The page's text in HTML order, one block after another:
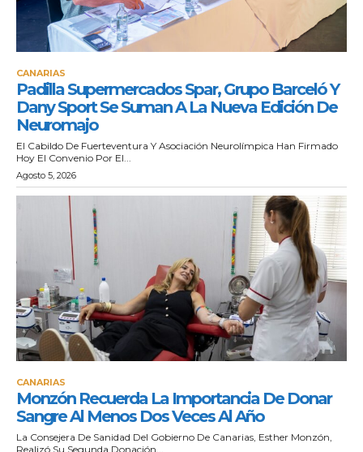
CANARIAS
Padilla Supermercados Spar, Grupo Barceló Y
Dany Sport Se Suman A La Nueva Edición De
Neuromajo
El Cabildo De Fuerteventura Y Asociación Neurolímpica Han Firmado
Hoy El Convenio Por El...
Agosto 5, 2026
CANARIAS
Monzón Recuerda La Importancia De Donar
Sangre Al Menos Dos Veces Al Año
La Consejera De Sanidad Del Gobierno De Canarias, Esther Monzón,
Realizó Su Segunda Donación...